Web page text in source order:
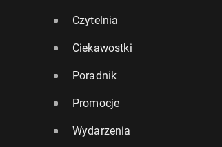
Czytelnia
Ciekawostki
Poradnik
Promocje
Wydarzenia